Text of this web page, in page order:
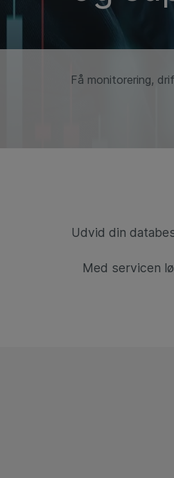
Få monitorering,
Udvid din
Med servicen